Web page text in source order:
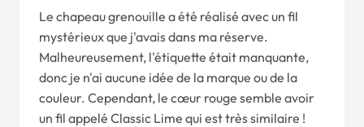
Le chapeau grenouille a été réalisé avec un fil
mystérieux que j'avais dans ma réserve.
Malheureusement, l'étiquette était manquante,
donc je n'ai aucune idée de la marque ou de la
couleur. Cependant, le cœur rouge semble avoir
un fil appelé Classic Lime qui est très similaire !